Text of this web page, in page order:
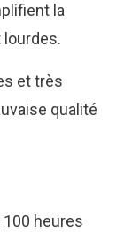
la
lourdes.
et très
qualité
heures